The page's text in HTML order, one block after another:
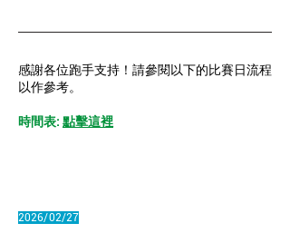
感謝各位跑手支持！請參閱以下的比賽日流程
以作參考。
​時間表: 點擊這裡
2026/02/27